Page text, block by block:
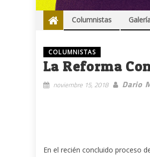
Columnistas
COLUMNISTAS
La Reforma
noviembre 15, 2018 Dario
En el recién concluido proceso